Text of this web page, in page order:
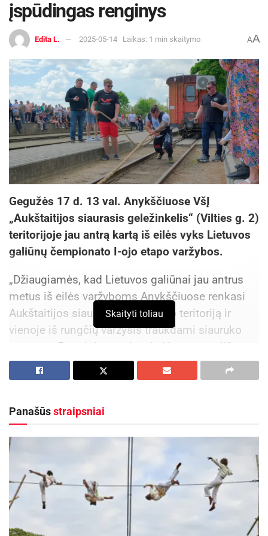
įspūdingas renginys
Edita L. 2025-05-14 Laikas: 1 min skaitymo AA
Gegužės 17 d. 13 val. Anykščiuose VšĮ
„Aukštaitijos siaurasis geležinkelis“ (Vilties g. 2)
teritorijoje jau antrą kartą iš eilės vyks Lietuvos
galiūnų čempionato I-ojo etapo varžybos.
„Džiaugiamės, kad Lietuvos galiūnai jau antrus
metus iš eilės varžyboms Anykščiuose renkasi
Aukštaitijos siaurojo geležinkelio teritoriją ir
vienoje iš rungčių varžysis traukdami siauruko
vagonus. Renginį organizuoja Lietuvos galiūnų
federacija, o mes esame šio renginio parneriai“,
– sako VšĮ „Aukštaitijos siaurasis geležinkelis“
Pasak organizatorių, Anykščiuose, siaurojo
geležinkelio teritorijoje viena įspūdingiausių šios
sporto šakos rungčių bus traukinio vagonų
traukimas.
Aktualios naujienos
Skaityti toliau
Panašūsstraipsniai